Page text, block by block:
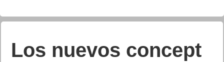
Los nuevos concept